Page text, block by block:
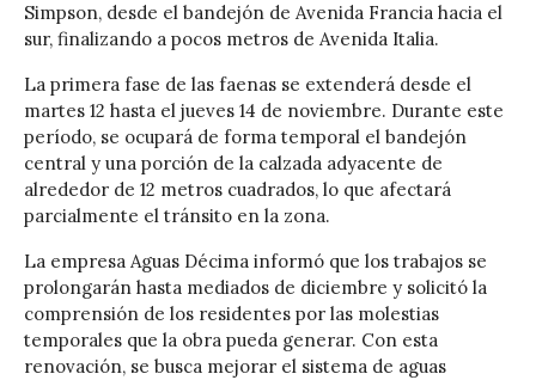
Simpson, desde el bandejón de Avenida Francia hacia el
sur, finalizando a pocos metros de Avenida Italia.
La primera fase de las faenas se extenderá desde el
martes 12 hasta el jueves 14 de noviembre. Durante este
período, se ocupará de forma temporal el bandejón
central y una porción de la calzada adyacente de
alrededor de 12 metros cuadrados, lo que afectará
parcialmente el tránsito en la zona.
La empresa Aguas Décima informó que los trabajos se
prolongarán hasta mediados de diciembre y solicitó la
comprensión de los residentes por las molestias
temporales que la obra pueda generar. Con esta
renovación, se busca mejorar el sistema de aguas